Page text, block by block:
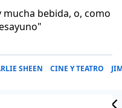
mucha bebida, o, como
SHEEN CINE Y TEATRO